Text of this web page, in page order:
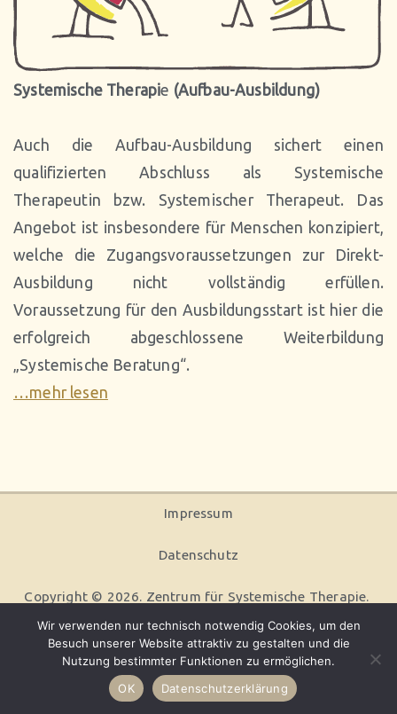
Systemische Therapie (Aufbau-Ausbildung)
Auch die Aufbau-Ausbildung sichert einen
qualifizierten Abschluss als Systemische
Therapeutin bzw. Systemischer Therapeut. Das
Angebot ist insbesondere für Menschen konzipiert,
welche die Zugangsvoraussetzungen zur Direkt-
Ausbildung nicht vollständig erfüllen.
Voraussetzung für den Ausbildungsstart ist hier die
erfolgreich abgeschlossene Weiterbildung
„Systemische Beratung“.
…mehr lesen
Impressum
Datenschutz
Copyright © 2026. Zentrum für Systemische Therapie.
Wir verwenden nur technisch notwendig Cookies, um den
Besuch unserer Website attraktiv zu gestalten und die
Nutzung bestimmter Funktionen zu ermöglichen.
OK
Datenschutzerklärung